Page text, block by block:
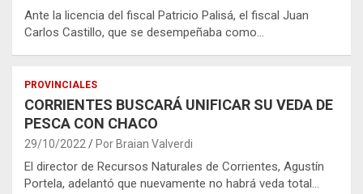
Ante la licencia del fiscal Patricio Palisá, el fiscal Juan
Carlos Castillo, que se desempeñaba como…
PROVINCIALES
CORRIENTES BUSCARÁ UNIFICAR SU VEDA DE
PESCA CON CHACO
29/10/2022 Por Braian Valverdi
El director de Recursos Naturales de Corrientes, Agustín
Portela, adelantó que nuevamente no habrá veda total…